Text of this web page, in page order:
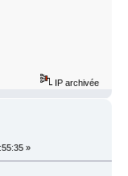
IP archivée
»